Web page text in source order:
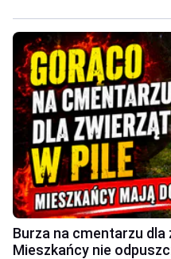
Burza na cmentarzu dla
Mieszkańcy nie